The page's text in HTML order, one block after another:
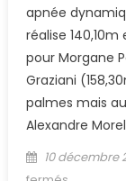
apnée
réalise 140,10m
pour Morgane
Graziani
palmes mais
Alexandre
Posted on
10 décembre